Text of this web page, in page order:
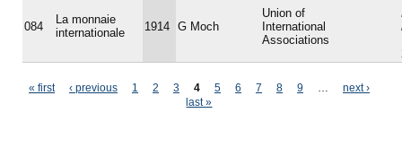
084
La monnaie
internationale
1914 G Moch
Union of
International
Associations
Pages
« first ‹ previous 1 2 3 4 5 6 7 8 9
next ›
last »